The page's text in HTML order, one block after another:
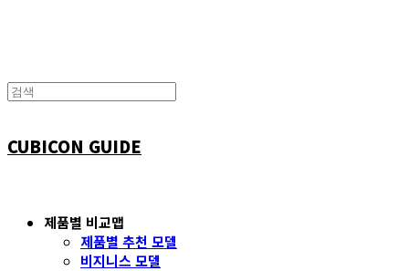
CUBICON GUIDE
제품별 비교맵
제품별 추천 모델
비지니스 모델